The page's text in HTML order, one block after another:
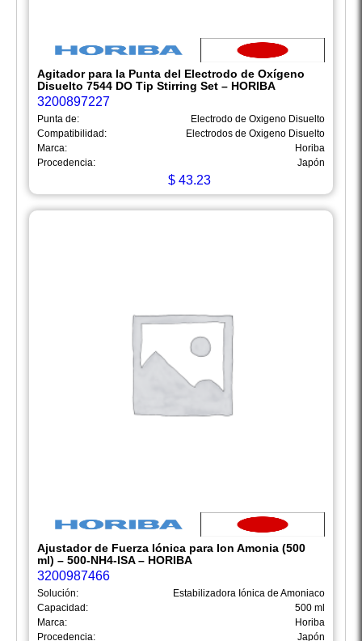
Agitador para la Punta del Electrodo de Oxígeno
Disuelto 7544 DO Tip Stirring Set – HORIBA
3200897227
Punta de:
Electrodo de Oxigeno Disuelto
Compatibilidad:
Electrodos de Oxigeno Disuelto
Marca:
Horiba
Procedencia:
Japón
$43.23
Ajustador de Fuerza Iónica para Ion Amonia (500
ml) – 500-NH4-ISA – HORIBA
3200987466
Solución:
Estabilizadora Iónica de Amoniaco
Capacidad:
500 ml
Marca:
Horiba
Procedencia:
Japón